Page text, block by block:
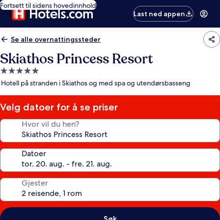
Fortsett til sidens hovedinnhold
Last ned appen
Se alle overnattingssteder
Skiathos Princess Resort
Overnattingssted
med
stjerner
Hotell på stranden i Skiathos og med spa og utendørsbasseng
Velg datoer for å se priser
Hvor vil du hen?
Datoer
Gjester